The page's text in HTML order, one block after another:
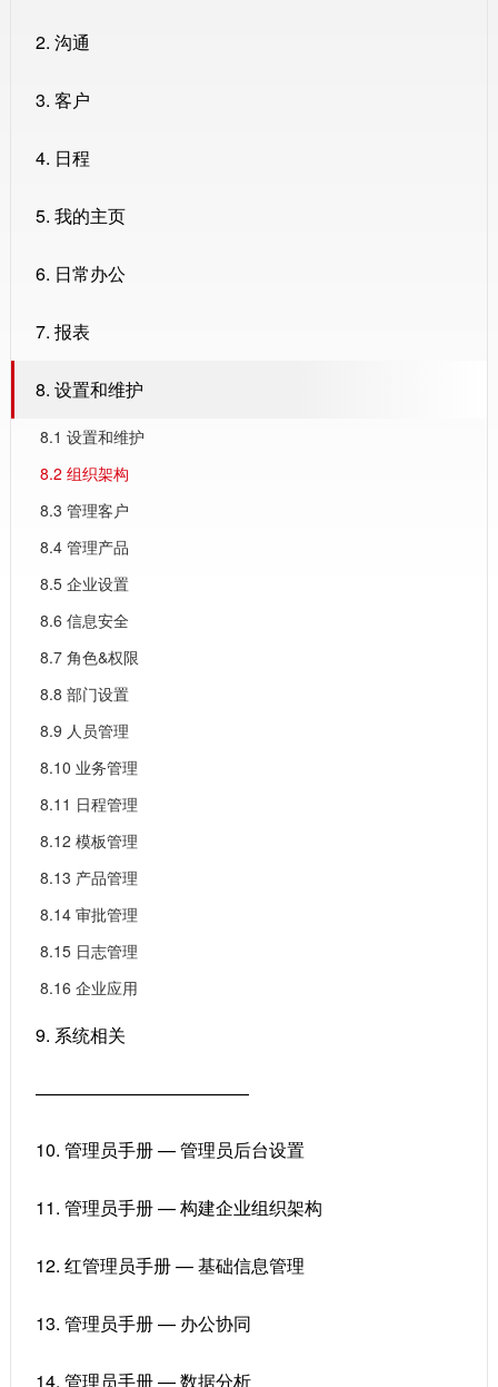
2. 沟通
3. 客户
4. 日程
5. 我的主页
6. 日常办公
7. 报表
8. 设置和维护
8.1 设置和维护
8.2 组织架构
8.3 管理客户
8.4 管理产品
8.5 企业设置
8.6 信息安全
8.7 角色&权限
8.8 部门设置
8.9 人员管理
8.10 业务管理
8.11 日程管理
8.12 模板管理
8.13 产品管理
8.14 审批管理
8.15 日志管理
8.16 企业应用
9. 系统相关
————————————
10. 管理员手册 — 管理员后台设置
11. 管理员手册 — 构建企业组织架构
12. 红管理员手册 — 基础信息管理
13. 管理员手册 — 办公协同
14. 管理员手册 — 数据分析